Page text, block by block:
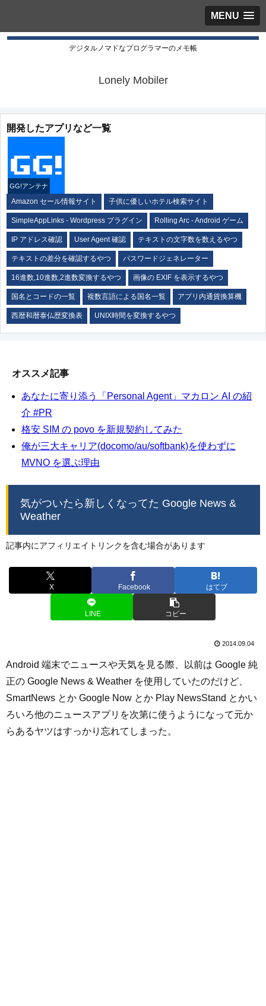
MENU
デジタルノマドなプログラマーのメモ帳
Lonely Mobiler
開発したアプリなど一覧
GG!アンテナ
Amazon セール情報サイト 子供に優しいホテル検索サイト
SimpleAppLinks - Wordpress プラグイン Rolling Arc - Android ゲーム
IP アドレス確認 User Agent 確認 テキストの文字数を数えるやつ
テキストの差分を確認するやつ パスワードジェネレーター
16進数,10進数,2進数変換するやつ 画像の EXIF を表示するやつ
国名とコードの一覧 複数言語による国名一覧 アプリ内通貨換算機
西暦和暦泰仏歴変換表 UNIX時間を変換するやつ
オススメ記事
あなたに寄り添う「Personal Agent」マカロン AI の紹
介 #PR
格安 SIM の povo を新規契約してみた
俺が三大キャリア(docomo/au/softbank)を使わずに
MVNO を選ぶ理由
気がついたら新しくなってた Google News &
Weather
記事内にアフィリエイトリンクを含む場合があります
X Facebook はてブ
LINE コピー
2014.09.04
Android 端末でニュースや天気を見る際、以前は Google 純
正の Google News & Weather を使用していたのだけど、
SmartNews とか Google Now とか Play NewsStand とかい
ろいろ他のニュースアプリを次第に使うようになって元か
らあるヤツはすっかり忘れてしまった。